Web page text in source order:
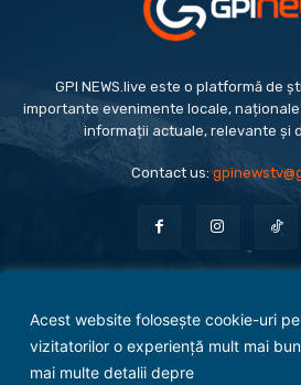
Acest website folosește cookie-uri
vizitatorilor o experiență mult mai
mai multe detalii depre
GPI NEWS.live este o platformă de
importante evenimente locale,
informații actuale, relevante și
Contact us:
Evenimente Politică
Cultură
Administrație